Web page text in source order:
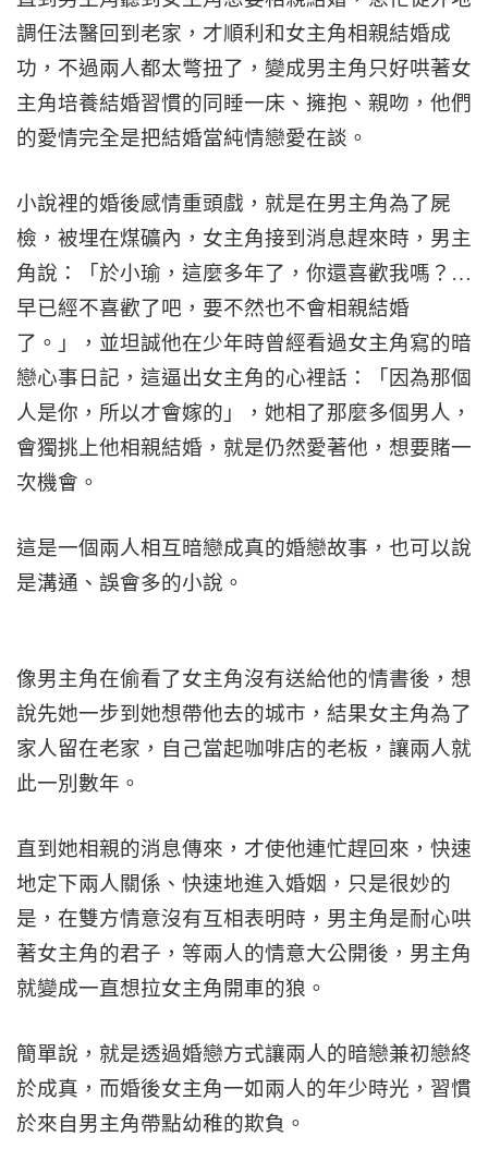
調任法醫回到老家，才順利和女主角相親結婚成
功，不過兩人都太彆扭了，變成男主角只好哄著女
主角培養結婚習慣的同睡一床、擁抱、親吻，他們
的愛情完全是把結婚當純情戀愛在談。
小說裡的婚後感情重頭戲，就是在男主角為了屍
檢，被埋在煤礦內，女主角接到消息趕來時，男主
角說：「於小瑜，這麼多年了，你還喜歡我嗎？…
早已經不喜歡了吧，要不然也不會相親結婚
了。」，並坦誠他在少年時曾經看過女主角寫的暗
戀心事日記，這逼出女主角的心裡話：「因為那個
人是你，所以才會嫁的」，她相了那麼多個男人，
會獨挑上他相親結婚，就是仍然愛著他，想要賭一
次機會。
這是一個兩人相互暗戀成真的婚戀故事，也可以說
是溝通、誤會多的小說。
像男主角在偷看了女主角沒有送給他的情書後，想
說先她一步到她想帶他去的城市，結果女主角為了
家人留在老家，自己當起咖啡店的老板，讓兩人就
此一別數年。
直到她相親的消息傳來，才使他連忙趕回來，快速
地定下兩人關係、快速地進入婚姻，只是很妙的
是，在雙方情意沒有互相表明時，男主角是耐心哄
著女主角的君子，等兩人的情意大公開後，男主角
就變成一直想拉女主角開車的狼。
簡單說，就是透過婚戀方式讓兩人的暗戀兼初戀終
於成真，而婚後女主角一如兩人的年少時光，習慣
於來自男主角帶點幼稚的欺負。